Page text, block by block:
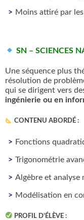
Moins attiré par
SN – SCIENCES
Une séquence plus
résolution de
qui se dirigent vers
ingénierie ou en
CONTENU ABORDÉ :
Fonctions
Trigonométrie
Algèbre et analyse
Modélisation en
PROFIL D’ÉLÈVE :